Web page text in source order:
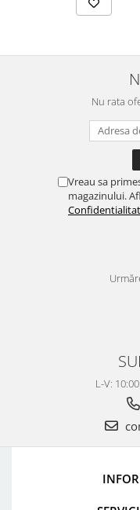
Nu rata
Vreau sa
magazinului.
L-V: